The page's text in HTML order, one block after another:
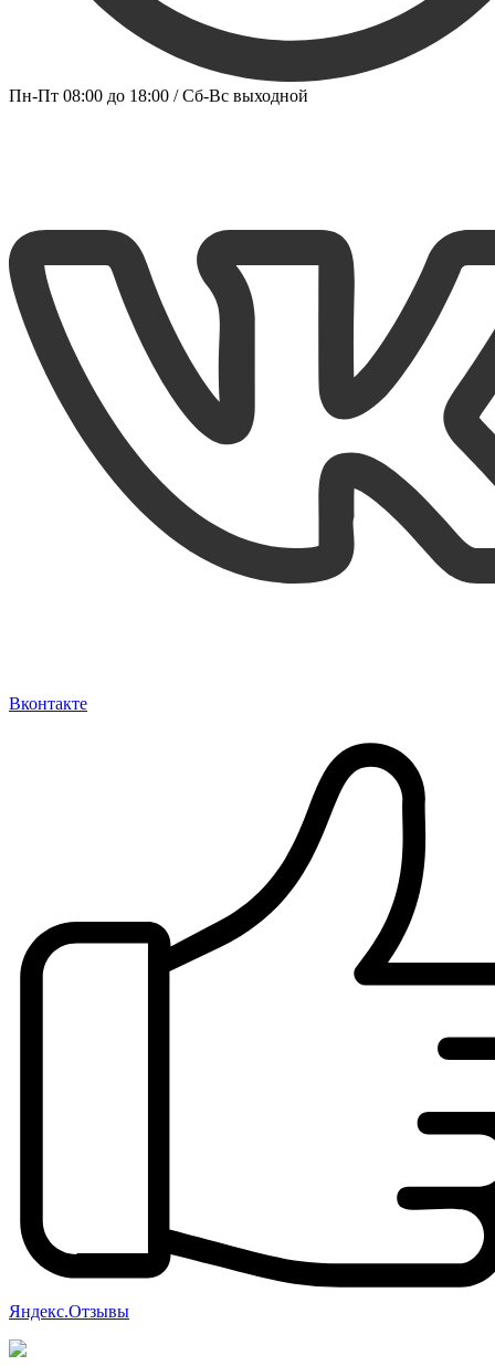
Пн-Пт 08:00 до 18:00 / Сб-Вс выходной
Вконтакте
Яндекс.Отзывы